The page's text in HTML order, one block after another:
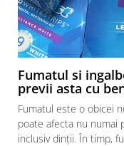
Fumatul si
previi asta cu
Fumatul este o obicei
poate afecta nu numai
inclusiv dinții. În timp,